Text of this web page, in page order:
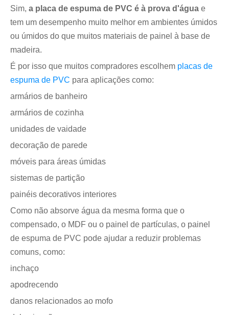
Sim, a placa de espuma de PVC é à prova d'água e
tem um desempenho muito melhor em ambientes úmidos
ou úmidos do que muitos materiais de painel à base de
madeira.
É por isso que muitos compradores escolhem placas de
espuma de PVC para aplicações como:
armários de banheiro
armários de cozinha
unidades de vaidade
decoração de parede
móveis para áreas úmidas
sistemas de partição
painéis decorativos interiores
Como não absorve água da mesma forma que o
compensado, o MDF ou o painel de partículas, o painel
de espuma de PVC pode ajudar a reduzir problemas
comuns, como:
inchaço
apodrecendo
danos relacionados ao mofo